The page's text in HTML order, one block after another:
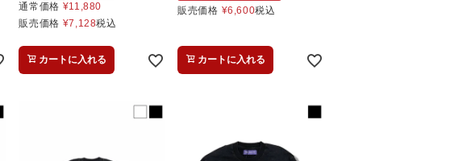
通常価格 ¥11,880
販売価格 ¥7,128税込
カートに入れる
販売価格 ¥6,600税込
カートに入れる